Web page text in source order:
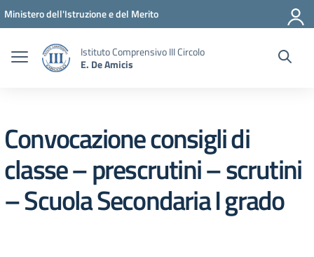
Vai ai contenuti
Vai al menu di navigazione
Vai al footer
Ministero dell'Istruzione e del Merito
Istituto Comprensivo III Circolo
E. De Amicis
Convocazione consigli di
classe – prescrutini – scrutini
– Scuola Secondaria I grado